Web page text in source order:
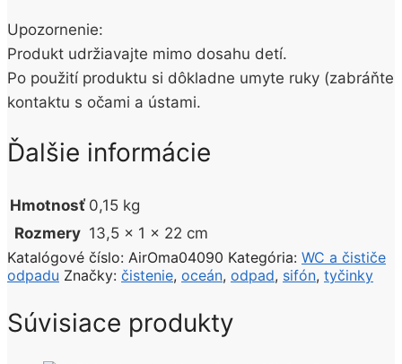
Upozornenie:
Produkt udržiavajte mimo dosahu detí.
Po použití produktu si dôkladne umyte ruky (zabráňte
kontaktu s očami a ústami.
Ďalšie informácie
Hmotnosť 0,15 kg
Rozmery 13,5 × 1 × 22 cm
Katalógové číslo: AirOma04090 Kategória: WC a čističe
odpadu Značky: čistenie, oceán, odpad, sifón, tyčinky
Súvisiace produkty